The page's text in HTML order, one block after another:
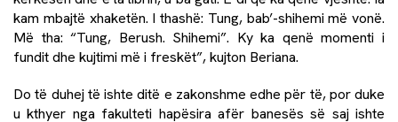
kam mbajtë xhaketën. I thashë: Tung, bab’-shihemi më vonë.
Më tha: “Tung, Berush. Shihemi”. Ky ka qenë momenti i
fundit dhe kujtimi më i freskët”, kujton Beriana.
Do të duhej të ishte ditë e zakonshme edhe për të, por duke
u kthyer nga fakulteti hapësira afër banesës së saj ishte